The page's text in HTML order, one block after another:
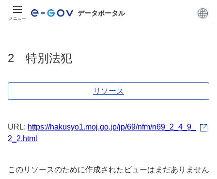
メニュー
データポータル
2 特別法犯
リソース
URL: https://hakusyo1.moj.go.jp/jp/69/nfm/n69_2_4_9_
2_2.html
このリソースのために作成されたビューはまだありません